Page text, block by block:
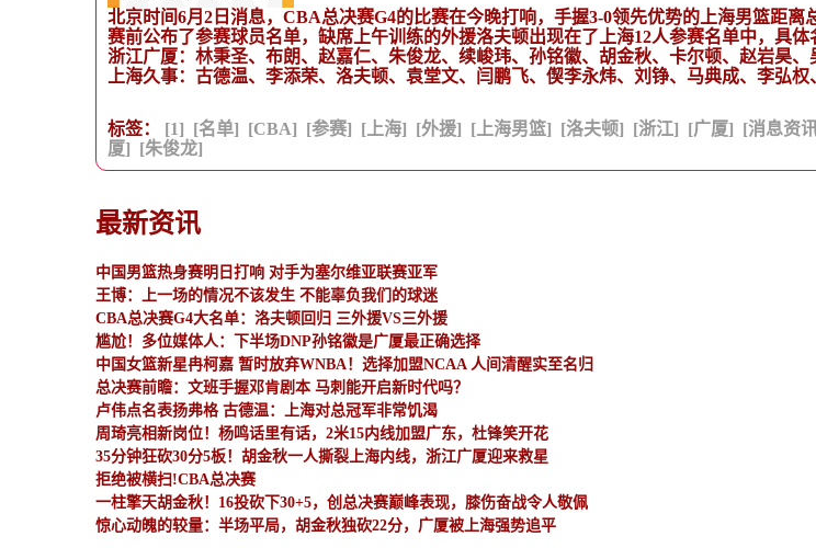
北京时间6月2日消息，CBA总决赛G4的比赛在今晚打响，手握3-0领先优势的上海男篮距离
赛前公布了参赛球员名单，缺席上午训练的外援洛夫顿出现在了上海12人参赛名单中，具体
浙江广厦：林秉圣、布朗、赵嘉仁、朱俊龙、续峻玮、孙铭徽、胡金秋、卡尔顿、赵岩昊、
上海久事：古德温、李添荣、洛夫顿、袁堂文、闫鹏飞、偰李永炜、刘铮、马典成、李弘权
标签： [1] [名单] [CBA] [参赛] [上海] [外援] [上海男篮] [洛夫顿] [浙江] [广厦] [消息资
厦] [朱俊龙]
最新资讯
中国男篮热身赛明日打响 对手为塞尔维亚联赛亚军
王博：上一场的情况不该发生 不能辜负我们的球迷
CBA总决赛G4大名单：洛夫顿回归 三外援VS三外援
尴尬！多位媒体人：下半场DNP孙铭徽是广厦最正确选择
中国女篮新星冉柯嘉 暂时放弃WNBA！选择加盟NCAA 人间清醒实至名归
总决赛前瞻：文班手握邓肯剧本 马刺能开启新时代吗？
卢伟点名表扬弗格 古德温：上海对总冠军非常饥渴
周琦亮相新岗位！杨鸣话里有话，2米15内线加盟广东，杜锋笑开花
35分钟狂砍30分5板！胡金秋一人撕裂上海内线，浙江广厦迎来救星
拒绝被横扫!CBA总决赛
一柱擎天胡金秋！16投砍下30+5，创总决赛巅峰表现，膝伤奋战令人敬佩
惊心动魄的较量：半场平局，胡金秋独砍22分，广厦被上海强势追平